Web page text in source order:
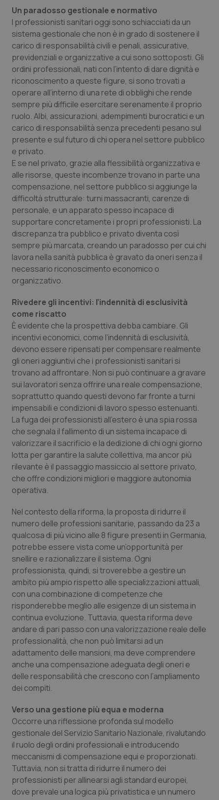
Friuli Venezia Giulia
Lazio
Liguria
Lombardia
Marche
Molise
Piemonte
Provincia Autonoma di Bolzano
Provincia Autonoma di Trento
Puglia
Sardegna
Sicilia
Toscana
Umbria
Valle D’Aosta
Veneto
Dermatite Atopica
Diabete & glucometri
Disturbi dell’umore
Dolore
Donna & Salute
Epatiti
HIV
Infezioni & Febbre
Ipertensione & Scompenso
Malattie rare
Malattia di Crohn & Rettocolite Ulcerosa
Neuroscienze & patologie neurodegenerative
Obesità
Oftalmologia
Oncodermatologia
Oncoematologia
Oncologia & Nutrizione
Psoriasi & pelle
Quotidiano Cardiologia
Quotidiano Chirurgia
Quotidiano Oncologia
Quotidiano Pediatria
Rene & patologie urogenitali
Salute orale & impianti
Sangue & coagulazione
Tiroide
Tumore al seno
Tumore ovarico
Tumori del Polmone & Testa Collo
Tumori gastrointestinali
Ulcera & Reflusso
Vaccini
Un paradosso gestionale e normativo
I professionisti sanitari oggi sono schiacciati da un
sistema gestionale che non è in grado di sostenere il
carico di responsabilità civili e penali, assicurative,
previdenziali e organizzative a cui sono sottoposti. Gli
ordini professionali, nati con l’intento di dare dignità e
riconoscimento a queste figure, si sono trovati a
operare all’interno di una rete di obblighi che rende
sempre più difficile esercitare serenamente il proprio
ruolo. Albi, assicurazioni, adempimenti burocratici e un
carico di responsabilità senza precedenti pesano sul
presente e sul futuro di chi opera nel settore pubblico
e privato.
E se nel privato, grazie alla flessibilità organizzativa e
alle risorse, queste incombenze trovano in parte una
compensazione, nel settore pubblico si aggiunge la
difficoltà strutturale: turni massacranti, carenze di
personale, e un apparato spesso incapace di
supportare concretamente i propri professionisti. La
discrepanza tra pubblico e privato diventa così
sempre più marcata, creando un paradosso per cui chi
lavora nella sanità pubblica è gravato da oneri senza il
necessario riconoscimento economico o
organizzativo.
Rivedere gli incentivi: l’indennità di esclusività
come riscatto
È evidente che la prospettiva debba cambiare. Gli
incentivi economici, come l’indennità di esclusività,
devono essere ripensati per compensare realmente
gli oneri aggiuntivi che i professionisti sanitari si
trovano ad affrontare. Non si può continuare a gravare
sui lavoratori senza offrire una reale compensazione,
soprattutto quando questi devono far fronte a turni
impensabili e condizioni di lavoro spesso estenuanti.
La fuga dei professionisti all’estero è una spia rossa
che segnala il fallimento di un sistema incapace di
valorizzare il sacrificio e la dedizione di chi ogni giorno
lotta per garantire la salute collettiva, ma ancor più
rilevante è il passaggio massiccio al settore privato,
che offre condizioni migliori e maggiore autonomia
operativa.
Nel contesto della riforma, la proposta di ridurre il
numero delle professioni sanitarie, passando da 23 a
qualcosa di più vicino alle 8 figure presenti in Germania,
potrebbe essere vista come un’opportunità per
snellire e razionalizzare il sistema. Ogni
professionista, quindi, si troverebbe a gestire un
ambito più ampio rispetto alle specializzazioni attuali,
con una combinazione di competenze che
risponderebbe meglio alle esigenze di un sistema in
continua evoluzione. Tuttavia, questa riforma deve
andare di pari passo con una valorizzazione reale delle
professionalità, che non può limitarsi ad un
adattamento delle mansioni, ma deve comprendere
anche una compensazione adeguata degli oneri e
delle responsabilità che crescono con l’ampliamento
dei compiti.
Verso una gestione più equa e moderna
Occorre una riflessione profonda sul modello
gestionale del Servizio Sanitario Nazionale, rivalutando
il ruolo degli ordini professionali e introducendo
meccanismi di compensazione equi e proporzionati.
Tuttavia, non si tratta di ridurre il numero dei
professionisti per allinearsi agli standard europei,
dove prevale una logica più privatistica e un numero